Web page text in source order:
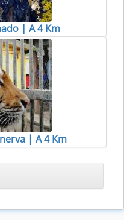
| A 4 Km
| A 4 Km